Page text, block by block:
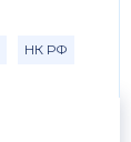
НК РФ